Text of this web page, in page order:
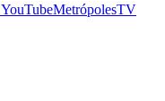
YouTubeMetrópolesTV